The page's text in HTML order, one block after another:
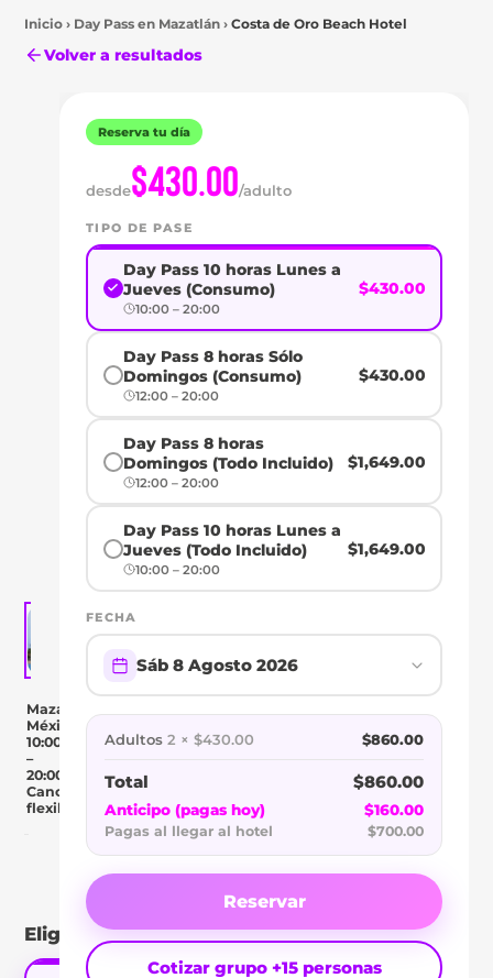
Inicio › Day Pass en Mazatlán › Costa de Oro Beach Hotel
Volver a resultados
Mazatlán
DAY
PASS
COSTA
BEACH
HOTEL
Mazatlán,
México
10:00
–
20:00
Cancelación
flexible
Day Pass Descripción Ubicación
Elige tu tipo de pase
Reserva tu día
desde$430.00/adulto
TIPO DE PASE
Day Pass 10 horas Lunes a
Jueves (Consumo)
10:00 – 20:00
$430.00
Day Pass 8 horas Sólo
Domingos (Consumo)
12:00 – 20:00
$430.00
Day Pass 8 horas
Domingos (Todo Incluido)
12:00 – 20:00
$1,649.00
Day Pass 10 horas Lunes a
Jueves (Todo Incluido)
10:00 – 20:00
$1,649.00
FECHA
Sáb 8 Agosto 2026
Adultos 2 × $430.00 $860.00
Total $860.00
Anticipo (pagas hoy) $160.00
Pagas al llegar al hotel $700.00
Reservar
Cotizar grupo +15 personas